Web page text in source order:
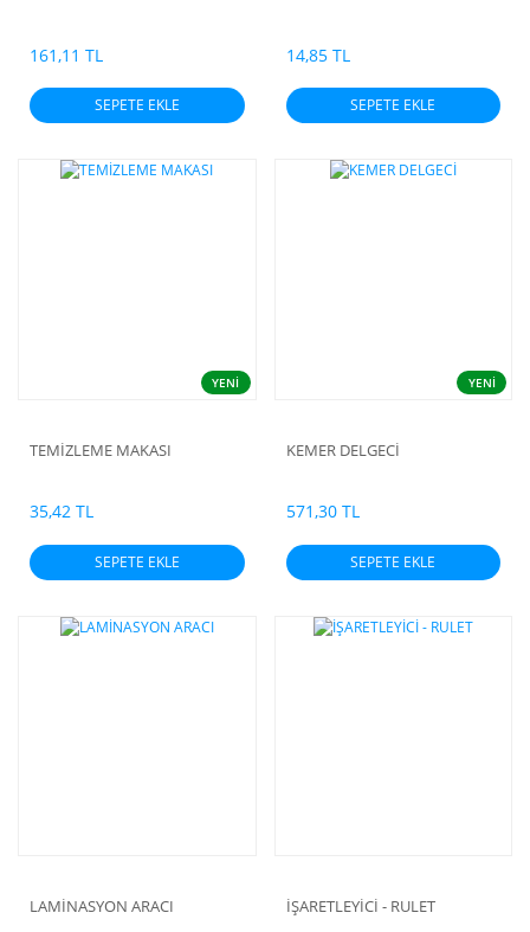
161,11 TL
SEPETE EKLE
14,85 TL
SEPETE EKLE
YENİ
TEMİZLEME MAKASI
35,42 TL
SEPETE EKLE
YENİ
KEMER DELGECİ
571,30 TL
SEPETE EKLE
LAMİNASYON ARACI İŞARETLEYİCİ - RULET